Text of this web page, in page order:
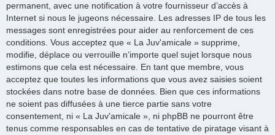
permanent, avec une notification à votre fournisseur d’accès à
Internet si nous le jugeons nécessaire. Les adresses IP de tous les
messages sont enregistrées pour aider au renforcement de ces
conditions. Vous acceptez que « La Juv'amicale » supprime,
modifie, déplace ou verrouille n’importe quel sujet lorsque nous
estimons que cela est nécessaire. En tant que membre, vous
acceptez que toutes les informations que vous avez saisies soient
stockées dans notre base de données. Bien que ces informations
ne soient pas diffusées à une tierce partie sans votre
consentement, ni « La Juv'amicale », ni phpBB ne pourront être
tenus comme responsables en cas de tentative de piratage visant à